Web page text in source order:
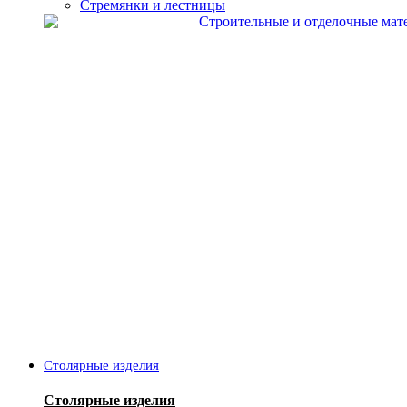
Стремянки и лестницы
Столярные изделия
Столярные изделия